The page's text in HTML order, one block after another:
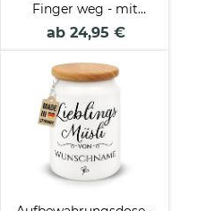
Finger weg - mit
Wunschname
ab 24,95 €